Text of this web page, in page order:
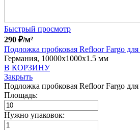
Быстрый просмотр
290 ₽/м²
Подложка пробковая Refloor Fargo
Германия, 10000x1000x1.5 мм
В КОРЗИНУ
Закрыть
Подложка пробковая Refloor Fargo
Площадь:
Нужно упаковок: